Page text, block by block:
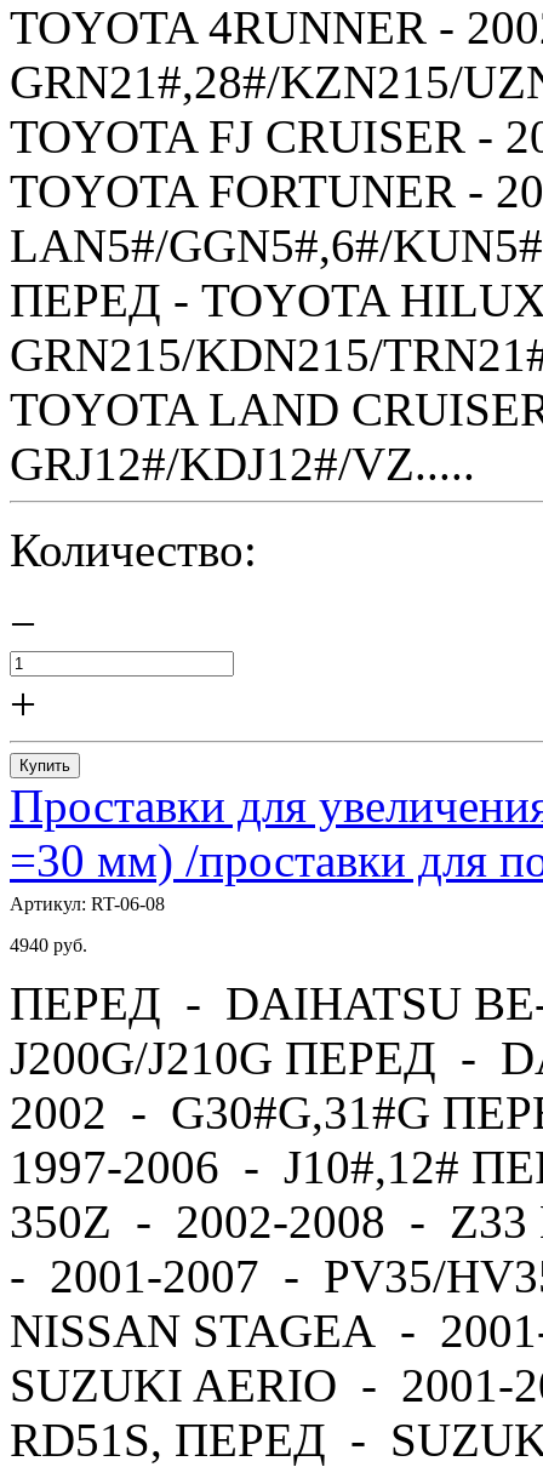
TOYOTA 4RUNNER -
GRN21#,28#/KZN215/
TOYOTA FJ CRUISER -
TOYOTA FORTUNER -
LAN5#/GGN5#,6#/
ПЕРЕД - TOYOTA
GRN215/KDN215/
TOYOTA LAND
GRJ12#/KDJ12#/VZ.....
Количество:
−
+
Купить
Проставки для
=30 мм) /проставки для
Артикул: RT-06-08
4940 руб.
ПЕРЕД - DAIHATSU
J200G/J210G ПЕРЕД -
2002 - G30#G,31#G
1997-2006 - J10#,12#
350Z - 2002-2008 -
- 2001-2007 - PV35/
NISSAN STAGEA -
SUZUKI AERIO - 2001-
RD51S, ПЕРЕД -